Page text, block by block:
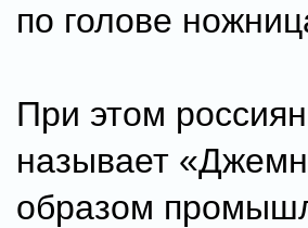
по голове
При этом
называет
образом